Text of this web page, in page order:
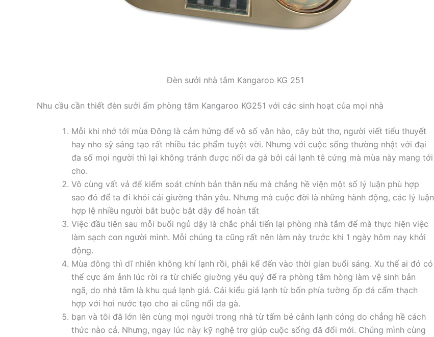
Đèn sưởi nhà tắm Kangaroo KG 251
Nhu cầu cần thiết đèn sưởi ấm phòng tắm Kangaroo KG251 với các sinh hoạt của mọi nhà
Mỗi khi nhớ tới mùa Đông là cảm hứng để vô số văn hào, cây bút thơ, người viết tiểu thuyết
hay nho sỹ sáng tạo rất nhiều tác phẩm tuyệt vời. Nhưng với cuộc sống thường nhật với đại
đa số mọi người thì lại không tránh được nổi da gà bởi cái lạnh tê cứng mà mùa này mang tới
cho.
Vô cùng vất vả để kiểm soát chính bản thân nếu mà chẳng hề viện một số lý luận phù hợp
sao đó để ta đi khỏi cái giường thân yêu. Nhưng mà cuộc đời là những hành động, các lý luận
hợp lệ nhiều người bắt buộc bật dậy để hoàn tất
Việc đầu tiên sau mỗi buổi ngủ dậy là chắc phải tiến lại phòng nhà tắm để mà thực hiện việc
làm sạch con người mình. Mỗi chúng ta cũng rất nên làm này trước khi 1 ngày hôm nay khởi
động.
Mùa đông thì dĩ nhiên không khí lạnh rồi, phải kể đến vào thời gian buổi sáng. Xu thế ai đó có
thể cực ám ảnh lúc rời ra từ chiếc giường yêu quý để ra phòng tắm hòng làm vệ sinh bản
ngã, do nhà tắm là khu quá lạnh giá. Cái kiểu giá lạnh từ bốn phía tường ốp đá cẩm thạch
hợp với hơi nước tạo cho ai cũng nổi da gà.
bạn và tôi đã lớn lên cùng mọi người trong nhà từ tấm bé cảnh lạnh cóng do chẳng hề cách
thức nào cả. Nhưng, ngay lúc này kỹ nghệ trợ giúp cuộc sống đã đổi mới. Chúng mình cùng